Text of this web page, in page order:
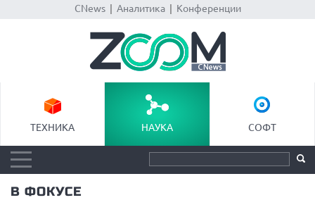
CNews| Аналитика| Конференции
ТЕХНИКА НАУКА СОФТ
В ФОКУСЕ